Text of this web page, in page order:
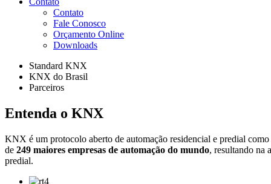
Contato
Fale Conosco
Orçamento Online
Downloads
Standard KNX
KNX do Brasil
Parceiros
Entenda o KNX
KNX é um protocolo aberto de automação residencial e predial
de 249 maiores empresas de automação do mundo, resultando na
predial.